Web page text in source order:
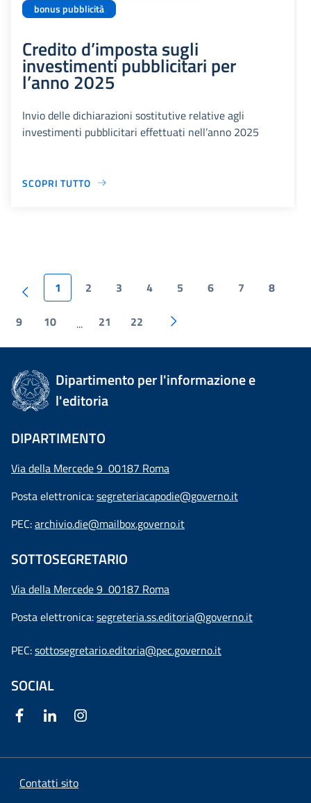
bonus pubblicità
Credito d’imposta sugli
investimenti pubblicitari per
l’anno 2025
Invio delle dichiarazioni sostitutive relative agli
investimenti pubblicitari effettuati nell’anno 2025
SCOPRI TUTTO
1 2 3 4 5 6 7 8
9 10 ... 21 22
Dipartimento per l'informazione e
l'editoria
DIPARTIMENTO
Via della Mercede 9 00187 Roma
Posta elettronica:segreteriacapodie@governo.it
PEC:archivio.die@mailbox.governo.it
SOTTOSEGRETARIO
Via della Mercede 9 00187 Roma
Posta elettronica:segreteria.ss.editoria@governo.it
PEC:sottosegretario.editoria@pec.governo.it
SOCIAL
Contatti sito